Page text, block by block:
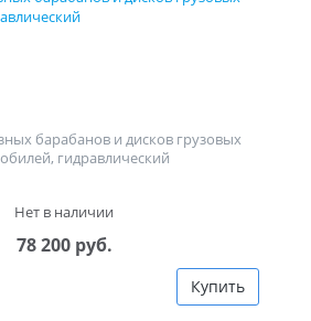
барабанов и дисков грузовых
гидравлический
Нет в наличии
78 200 руб.
Купить